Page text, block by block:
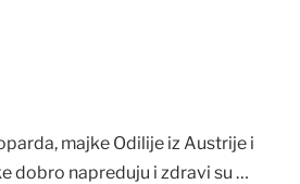
majke Odilije iz Austrije i
dobro napreduju i zdravi su …